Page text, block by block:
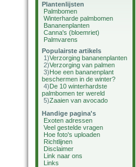
Plantenlijsten
Palmbomen
Winterharde palmbomen
Bananenplanten
Canna's (bloemriet)
Palmvarens
Populairste artikels
1)Verzorging bananenplanten
2)Verzorging van palmen
3)Hoe een bananenplant
beschermen in de winter?
4)De 10 winterhardste
palmbomen ter wereld
5)Zaaien van avocado
Handige pagina's
Exoten adressen
Veel gestelde vragen
Hoe foto's uploaden
Richtlijnen
Disclaimer
Link naar ons
Links